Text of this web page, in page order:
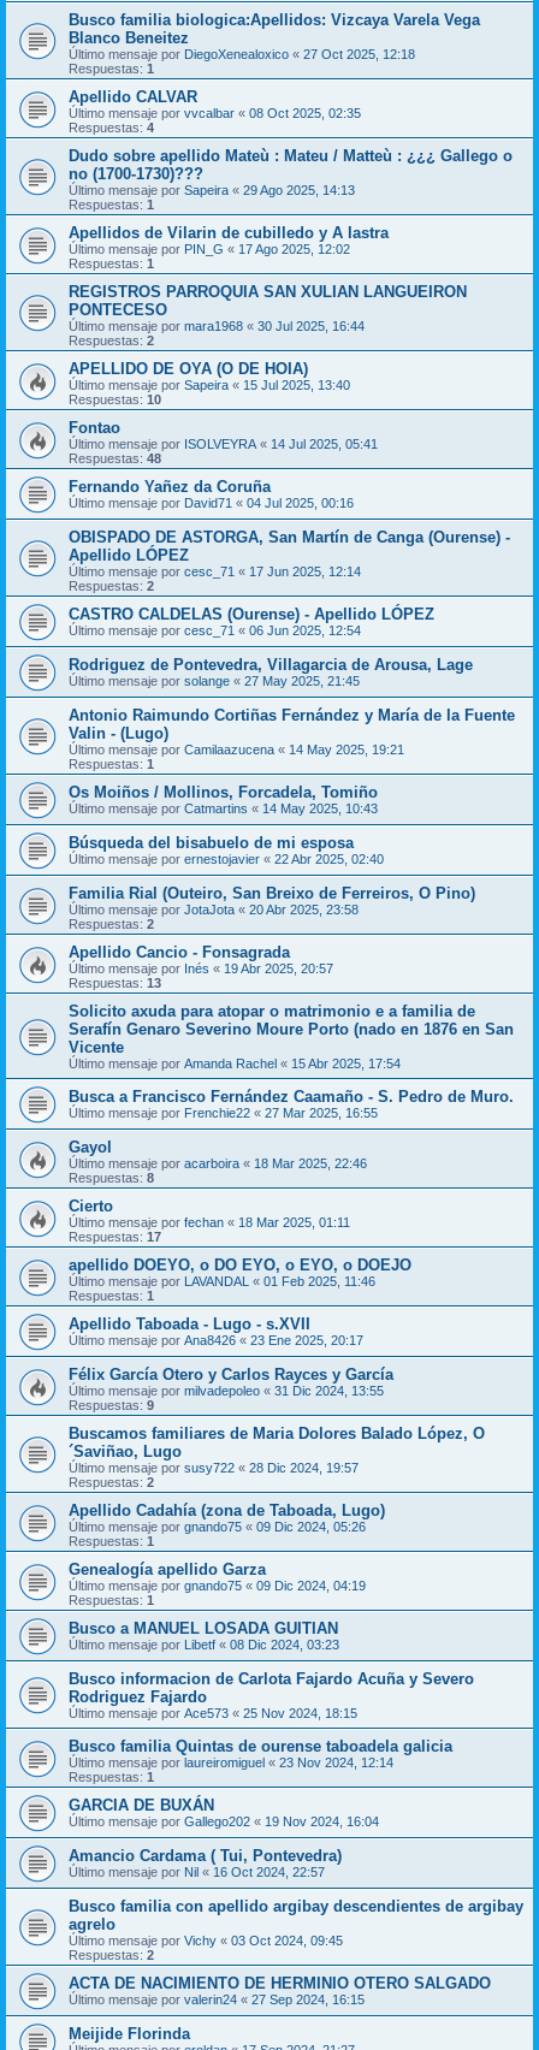
Busco familia biologica:Apellidos: Vizcaya Varela Vega
Blanco Beneitez
Último mensaje por DiegoXenealoxico « 27 Oct 2025, 12:18
Respuestas: 1
Apellido CALVAR
Último mensaje por vvcalbar « 08 Oct 2025, 02:35
Respuestas: 4
Dudo sobre apellido Mateù : Mateu / Matteù : ¿¿¿ Gallego o
no (1700-1730)???
Último mensaje por Sapeira « 29 Ago 2025, 14:13
Respuestas: 1
Apellidos de Vilarin de cubilledo y A lastra
Último mensaje por PIN_G « 17 Ago 2025, 12:02
Respuestas: 1
REGISTROS PARROQUIA SAN XULIAN LANGUEIRON
PONTECESO
Último mensaje por mara1968 « 30 Jul 2025, 16:44
Respuestas: 2
APELLIDO DE OYA (O DE HOIA)
Último mensaje por Sapeira « 15 Jul 2025, 13:40
Respuestas: 10
Fontao
Último mensaje por ISOLVEYRA « 14 Jul 2025, 05:41
Respuestas: 48
Fernando Yañez da Coruña
Último mensaje por David71 « 04 Jul 2025, 00:16
OBISPADO DE ASTORGA, San Martín de Canga (Ourense) -
Apellido LÓPEZ
Último mensaje por cesc_71 « 17 Jun 2025, 12:14
Respuestas: 2
CASTRO CALDELAS (Ourense) - Apellido LÓPEZ
Último mensaje por cesc_71 « 06 Jun 2025, 12:54
Rodriguez de Pontevedra, Villagarcia de Arousa, Lage
Último mensaje por solange « 27 May 2025, 21:45
Antonio Raimundo Cortiñas Fernández y María de la Fuente
Valin - (Lugo)
Último mensaje por Camilaazucena « 14 May 2025, 19:21
Respuestas: 1
Os Moiños / Mollinos, Forcadela, Tomiño
Último mensaje por Catmartins « 14 May 2025, 10:43
Búsqueda del bisabuelo de mi esposa
Último mensaje por ernestojavier « 22 Abr 2025, 02:40
Familia Rial (Outeiro, San Breixo de Ferreiros, O Pino)
Último mensaje por JotaJota « 20 Abr 2025, 23:58
Respuestas: 2
Apellido Cancio - Fonsagrada
Último mensaje por Inés « 19 Abr 2025, 20:57
Respuestas: 13
Solicito axuda para atopar o matrimonio e a familia de
Serafín Genaro Severino Moure Porto (nado en 1876 en San
Vicente
Último mensaje por Amanda Rachel « 15 Abr 2025, 17:54
Busca a Francisco Fernández Caamaño - S. Pedro de Muro.
Último mensaje por Frenchie22 « 27 Mar 2025, 16:55
Gayol
Último mensaje por acarboira « 18 Mar 2025, 22:46
Respuestas: 8
Cierto
Último mensaje por fechan « 18 Mar 2025, 01:11
Respuestas: 17
apellido DOEYO, o DO EYO, o EYO, o DOEJO
Último mensaje por LAVANDAL « 01 Feb 2025, 11:46
Respuestas: 1
Apellido Taboada - Lugo - s.XVII
Último mensaje por Ana8426 « 23 Ene 2025, 20:17
Félix García Otero y Carlos Rayces y García
Último mensaje por milvadepoleo « 31 Dic 2024, 13:55
Respuestas: 9
Buscamos familiares de Maria Dolores Balado López, O
´Saviñao, Lugo
Último mensaje por susy722 « 28 Dic 2024, 19:57
Respuestas: 2
Apellido Cadahía (zona de Taboada, Lugo)
Último mensaje por gnando75 « 09 Dic 2024, 05:26
Respuestas: 1
Genealogía apellido Garza
Último mensaje por gnando75 « 09 Dic 2024, 04:19
Respuestas: 1
Busco a MANUEL LOSADA GUITIAN
Último mensaje por Libetf « 08 Dic 2024, 03:23
Busco informacion de Carlota Fajardo Acuña y Severo
Rodriguez Fajardo
Último mensaje por Ace573 « 25 Nov 2024, 18:15
Busco familia Quintas de ourense taboadela galicia
Último mensaje por laureiromiguel « 23 Nov 2024, 12:14
Respuestas: 1
GARCIA DE BUXÁN
Último mensaje por Gallego202 « 19 Nov 2024, 16:04
Amancio Cardama ( Tui, Pontevedra)
Último mensaje por Nil « 16 Oct 2024, 22:57
Busco familia con apellido argibay descendientes de argibay
agrelo
Último mensaje por Vichy « 03 Oct 2024, 09:45
Respuestas: 2
ACTA DE NACIMIENTO DE HERMINIO OTERO SALGADO
Último mensaje por valerin24 « 27 Sep 2024, 16:15
Meijide Florinda